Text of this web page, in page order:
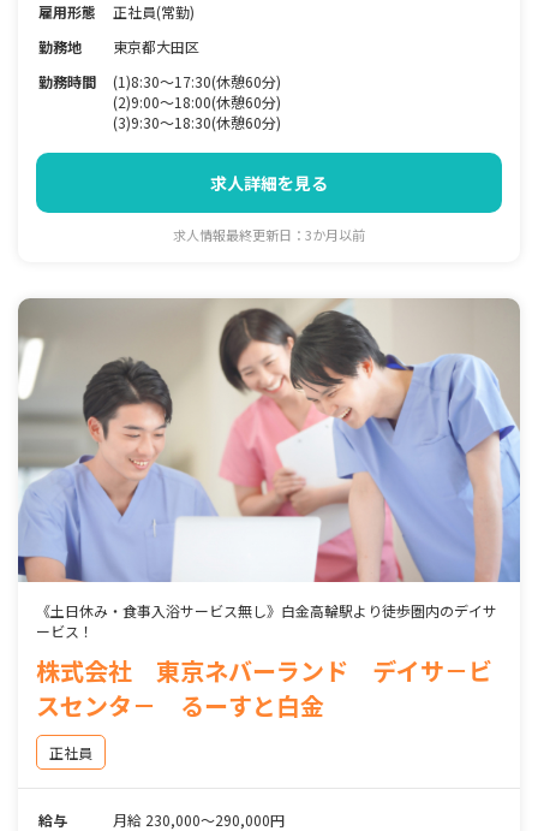
雇用形態
正社員(常勤)
勤務地
東京都大田区
勤務時間
(1)8:30～17:30(休憩60分)
(2)9:00～18:00(休憩60分)
(3)9:30～18:30(休憩60分)
求人詳細を見る
求人情報最終更新日：3か月以前
《土日休み・食事入浴サービス無し》白金高輪駅より徒歩圏内のデイサ
ービス！
株式会社 東京ネバーランド デイサ－ビ
スセンタ－ るーすと白金
正社員
給与
月給 230,000～290,000円